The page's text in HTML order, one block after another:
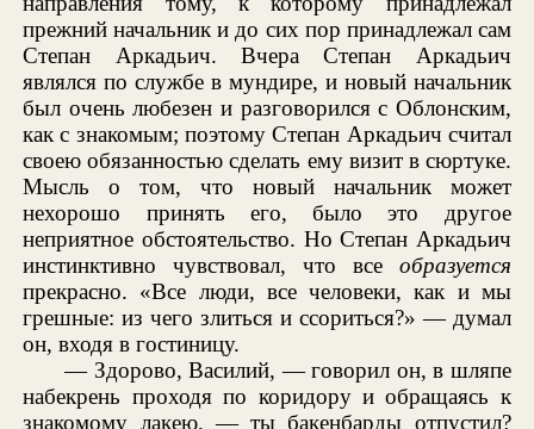
прежний начальник и до сих пор принадлежал сам
Степан Аркадьич. Вчера Степан Аркадьич
являлся по службе в мундире, и новый начальник
был очень любезен и разговорился с Облонским,
как с знакомым; поэтому Степан Аркадьич считал
своею обязанностью сделать ему визит в сюртуке.
Мысль о том, что новый начальник может
нехорошо принять его, было это другое
неприятное обстоятельство. Но Степан Аркадьич
инстинктивно чувствовал, что все образуется
прекрасно. «Все люди, все человеки, как и мы
грешные: из чего злиться и ссориться?» — думал
он, входя в гостиницу.
— Здорово, Василий, — говорил он, в шляпе
набекрень проходя по коридору и обращаясь к
знакомому лакею, — ты бакенбарды отпустил?